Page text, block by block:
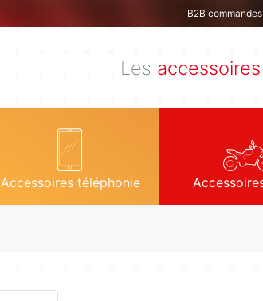
B2B commandes
Les accessoires
Accessoires téléphonie